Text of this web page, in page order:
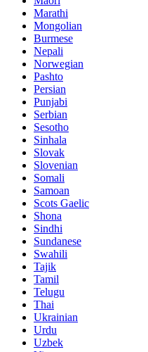
Marathi
Mongolian
Burmese
Nepali
Norwegian
Pashto
Persian
Punjabi
Serbian
Sesotho
Sinhala
Slovak
Slovenian
Somali
Samoan
Scots Gaelic
Shona
Sindhi
Sundanese
Swahili
Tajik
Tamil
Telugu
Thai
Ukrainian
Urdu
Uzbek